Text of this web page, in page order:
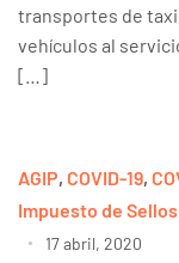
transportes de
vehículos al
[…]
AGIP, COVID-19,
Impuesto de Sellos
17 abril, 2020